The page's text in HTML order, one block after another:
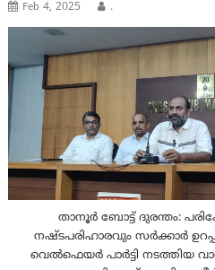
Feb 4, 2025 .
താനൂർ ബോട്ട് ദുരന്തം:
നഷ്ടപരിഹാരവും സർക്കാർ
വെൽഫെയർ പാർട്ടി നടത്തിയ